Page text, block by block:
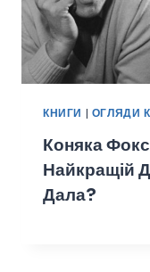
КНИГИ | ОГЛЯДИ
Коняка
Найкращій
Дала?